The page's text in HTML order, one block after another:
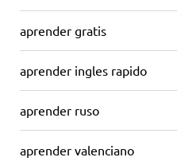
aprender gratis
aprender ingles rapido
aprender ruso
aprender valenciano